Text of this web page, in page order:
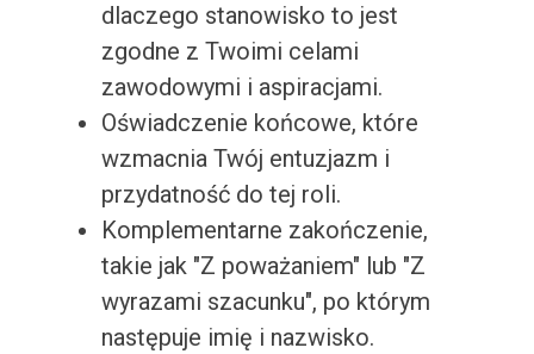
dlaczego stanowisko to jest
zgodne z Twoimi celami
zawodowymi i aspiracjami.
Oświadczenie końcowe, które
wzmacnia Twój entuzjazm i
przydatność do tej roli.
Komplementarne zakończenie,
takie jak "Z poważaniem" lub "Z
wyrazami szacunku", po którym
następuje imię i nazwisko.